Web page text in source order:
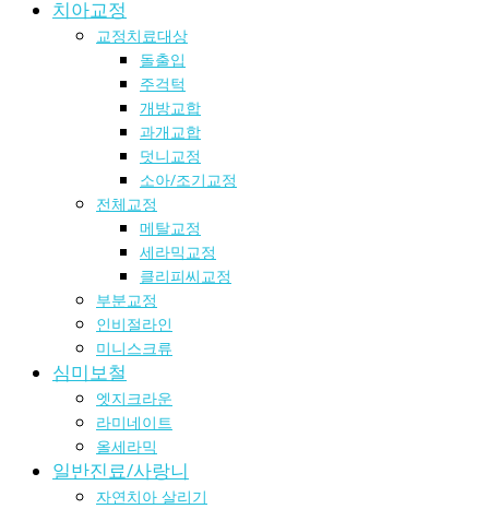
치아교정
교정치료대상
돌출입
주걱턱
개방교합
과개교합
덧니교정
소아/조기교정
전체교정
메탈교정
세라믹교정
클리피씨교정
부분교정
인비절라인
미니스크류
심미보철
엣지크라운
라미네이트
올세라믹
일반진료/사랑니
자연치아 살리기